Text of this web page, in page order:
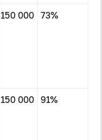
150 000 73%
150 000 91%